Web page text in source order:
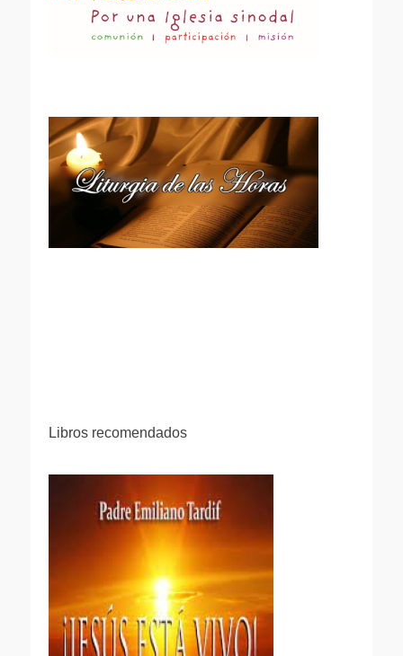
Libros recomendados